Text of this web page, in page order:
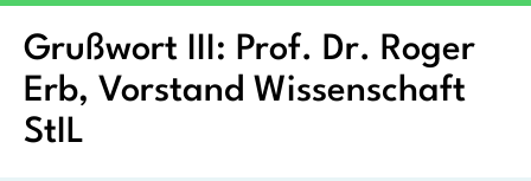
Grußwort III: Prof. Dr. Roger
Erb, Vorstand Wissenschaft
StIL